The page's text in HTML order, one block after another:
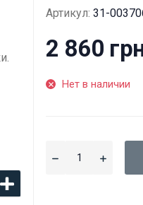
Артикул: 31-
2 860
Нет в наличии